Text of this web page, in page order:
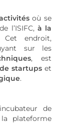
où se
l’ISIFC, à la
Cet endroit,
sur les
, est
startupset
.
de
la plateforme